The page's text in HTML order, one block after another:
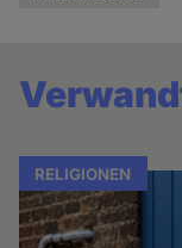
RELIGIONEN